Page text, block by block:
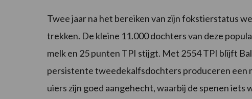
Twee jaar na het bereiken van zijn fokstierstatus
trekken. De kleine 11.000 dochters van deze
melk en 25 punten TPI stijgt. Met 2554 TPI blijft
persistente tweedekalfsdochters produceren een
uiers zijn goed aangehecht, waarbij de spenen